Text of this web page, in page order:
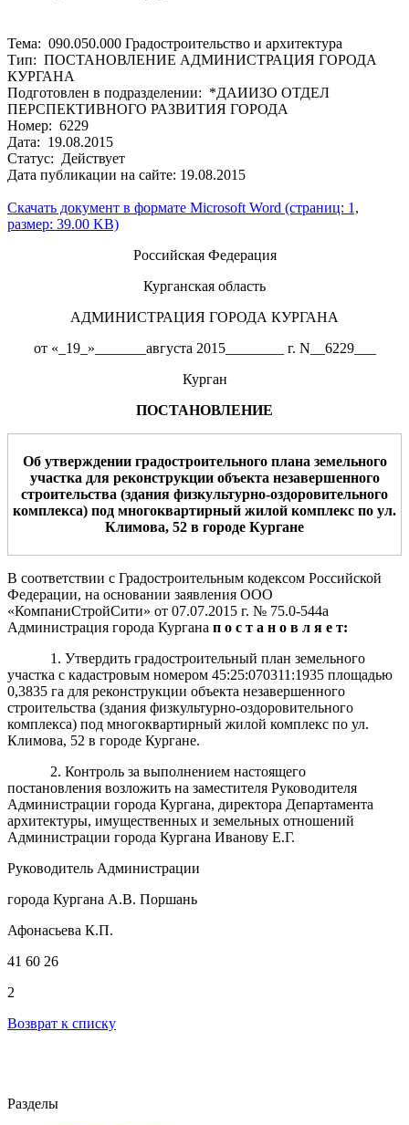
Тема: 090.050.000 Градостроительство и архитектура
Тип: ПОСТАНОВЛЕНИЕ АДМИНИСТРАЦИЯ ГОРОДА
КУРГАНА
Подготовлен в подразделении: *ДАИИЗО ОТДЕЛ
ПЕРСПЕКТИВНОГО РАЗВИТИЯ ГОРОДА
Номер: 6229
Дата: 19.08.2015
Статус: Действует
Дата публикации на сайте: 19.08.2015
Скачать документ в формате Microsoft Word (страниц: 1,
размер: 39.00 KB)
Российская Федерация
Курганская область
АДМИНИСТРАЦИЯ ГОРОДА КУРГАНА
от «_19_»_______августа 2015________ г. N__6229___
Курган
ПОСТАНОВЛЕНИЕ
Об утверждении градостроительного плана земельного
участка для реконструкции объекта незавершенного
строительства (здания физкультурно-оздоровительного
комплекса) под многоквартирный жилой комплекс по ул.
Климова, 52 в городе Кургане
В соответствии с Градостроительным кодексом Российской
Федерации, на основании заявления ООО
«КомпаниСтройСити» от 07.07.2015 г. № 75.0-544а
Администрация города Кургана п о с т а н о в л я е т:
1. Утвердить градостроительный план земельного
участка с кадастровым номером 45:25:070311:1935 площадью
0,3835 га для реконструкции объекта незавершенного
строительства (здания физкультурно-оздоровительного
комплекса) под многоквартирный жилой комплекс по ул.
Климова, 52 в городе Кургане.
2. Контроль за выполнением настоящего
постановления возложить на заместителя Руководителя
Администрации города Кургана, директора Департамента
архитектуры, имущественных и земельных отношений
Администрации города Кургана Иванову Е.Г.
Руководитель Администрации
города Кургана А.В. Поршань
Афонасьева К.П.
41 60 26
2
Возврат к списку
Разделы